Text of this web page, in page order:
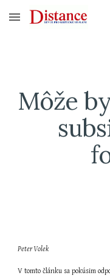
Skip to main content
Môže
Peter Volek